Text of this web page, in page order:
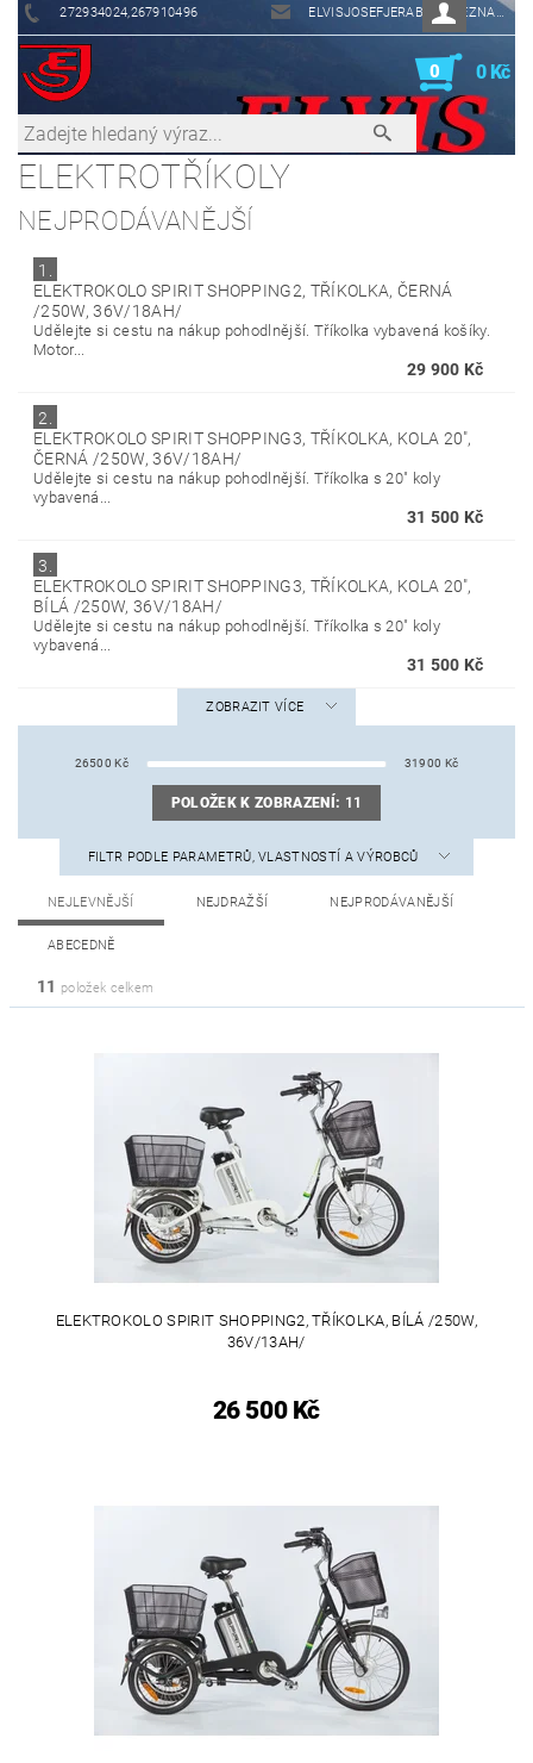
272934024,267910496 ELVISJOSEFJERABEK@SEZNAM.CZ
0 0 Kč
ELEKTROTŘÍKOLY
NEJPRODÁVANĚJŠÍ
1.
ELEKTROKOLO SPIRIT SHOPPING2, TŘÍKOLKA, ČERNÁ
/250W, 36V/18AH/
Udělejte si cestu na nákup pohodlnější. Tříkolka vybavená košíky.
Motor...
29 900 Kč
2.
ELEKTROKOLO SPIRIT SHOPPING3, TŘÍKOLKA, KOLA 20",
ČERNÁ /250W, 36V/18AH/
Udělejte si cestu na nákup pohodlnější. Tříkolka s 20" koly
vybavená...
31 500 Kč
3.
ELEKTROKOLO SPIRIT SHOPPING3, TŘÍKOLKA, KOLA 20",
BÍLÁ /250W, 36V/18AH/
Udělejte si cestu na nákup pohodlnější. Tříkolka s 20" koly
vybavená...
31 500 Kč
ZOBRAZIT VÍCE
26500 Kč 31900 Kč
POLOŽEK K ZOBRAZENÍ: 11
FILTR PODLE PARAMETRŮ, VLASTNOSTÍ A VÝROBCŮ
NEJLEVNĚJŠÍ NEJDRAŽŠÍ NEJPRODÁVANĚJŠÍ
ABECEDNĚ
11 položek celkem
ELEKTROKOLO SPIRIT SHOPPING2, TŘÍKOLKA, BÍLÁ /250W,
36V/13AH/
26 500 Kč